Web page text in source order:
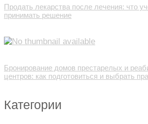
Продать лекарства после лечения: что
принимать решение
Бронирование домов престарелых и
центров: как подготовиться и выбрать
Категории